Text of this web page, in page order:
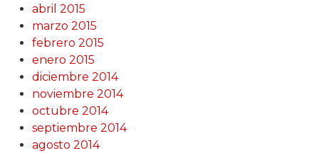
abril 2015
marzo 2015
febrero 2015
enero 2015
diciembre 2014
noviembre 2014
octubre 2014
septiembre 2014
agosto 2014